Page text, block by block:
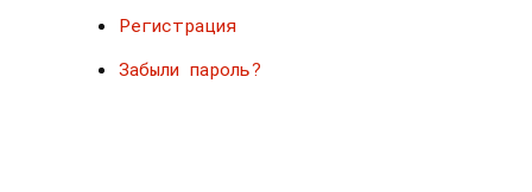
Регистрация
Забыли пароль?